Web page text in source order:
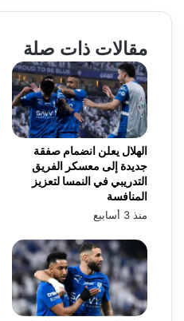
مقالات ذات صلة
الهلال يعلن انضمام صفقة
جديدة إلى معسكر الفريق
التدريبي في النمسا لتعزيز
المنافسة
منذ 3 أسابيع